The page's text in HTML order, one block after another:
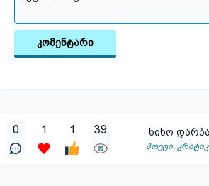
კომენტარი
0 1 1 39 ნინო
პოეტი,